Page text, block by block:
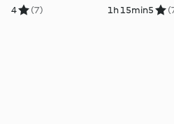
4 (7) 1h 15min5